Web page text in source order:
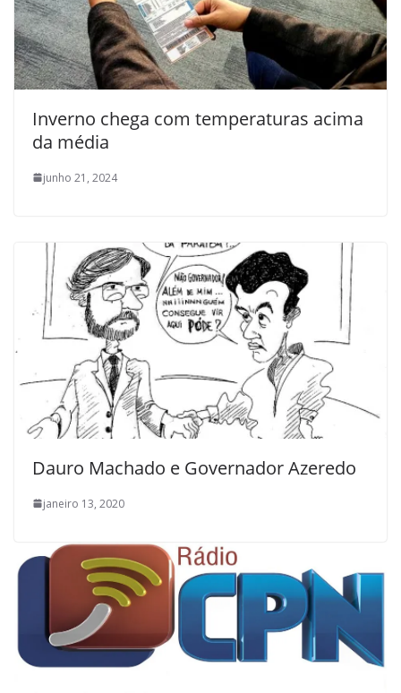
Inverno chega com temperaturas acima
da média
junho 21, 2024
Dauro Machado e Governador Azeredo
janeiro 13, 2020